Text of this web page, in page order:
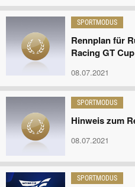
SPORTMODUS
Rennplan für
Racing GT
08.07.2021
SPORTMODUS
Hinweis zum
08.07.2021
SPORTMODUS